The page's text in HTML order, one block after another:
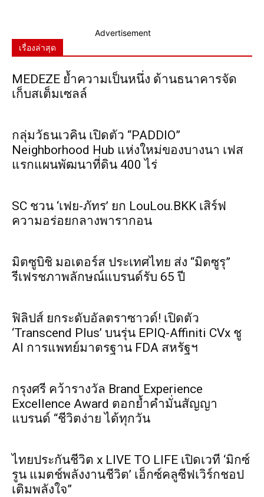
Advertisement
เรื่องล่าสุด
MEDEZE ย้ำความเป็นหนึ่ง ด้านธนาคารจัด
เก็บสเต็มเซลล์
กลุ่มวัธนเวคิน เปิดตัว “PADDIO”
Neighborhood Hub แห่งใหม่ของบางนา เฟส
แรกแผนพัฒนาที่ดิน 400 ไร่
SC ชวน ‘เฟย-ภัทร’ ยก LouLou.BKK เสิร์ฟ
ความอร่อยกลางพารากอน
มิตซูบิชิ มอเตอร์ส ประเทศไทย ส่ง “มิตซูรุ”
รีเฟรชภาพลักษณ์แบรนด์รับ 65 ปี
ฟิลิปส์ ยกระดับอัลตราซาวด์! เปิดตัว
‘Transcend Plus’ บนรุ่น EPIQ-Affiniti CVx ชู
AI การแพทย์มาตรฐาน FDA สหรัฐฯ
กรุงศรี คว้ารางวัล Brand Experience
Excellence Award ตอกย้ำคำมั่นสัญญา
แบรนด์ “ชีวิตง่าย ได้ทุกวัน
ไทยประกันชีวิต x LIVE TO LIFE เปิดเวที ‘มิกซ์
รูน แมตช์พลังงานชีวิต’ เอ็กซ์คลูซีฟเวิร์กชอป
เติมพลังใจ”